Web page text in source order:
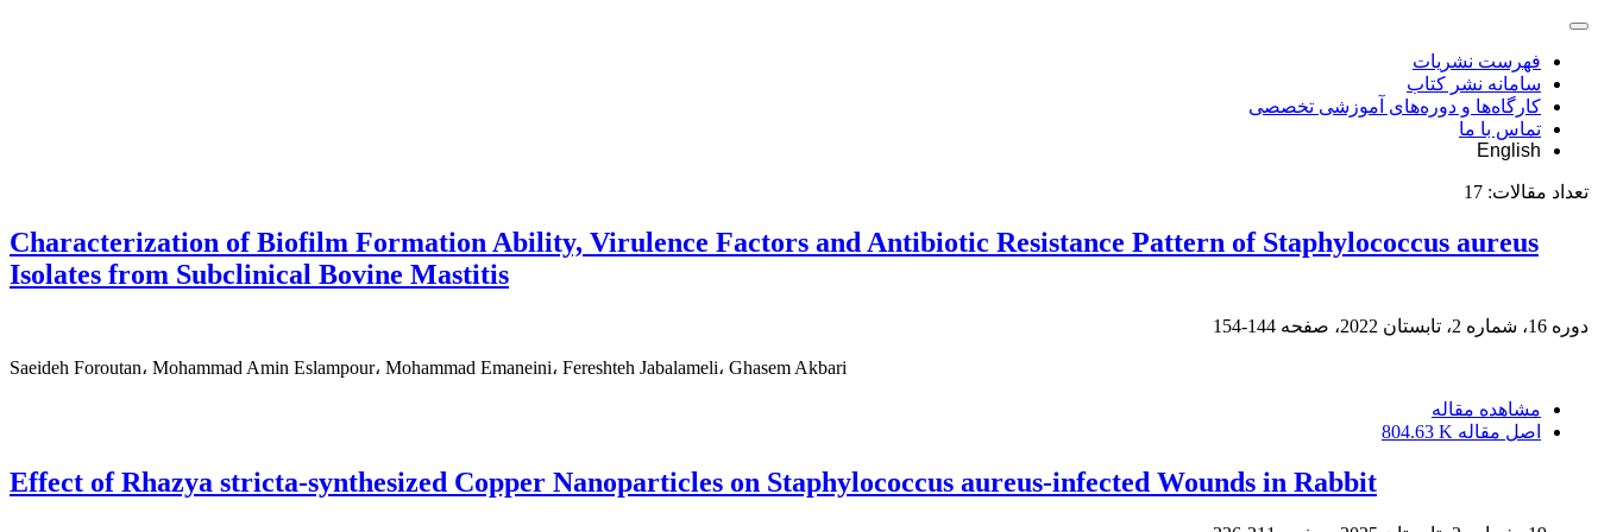
فهرست نشریات
سامانه نشر کتاب
کارگاه‌ها و دوره‌های آموزشی تخصصی
تماس با ما
English
تعداد مقالات: 17
Characterization of Biofilm Formation Ability, Virulence Factors and Antibiotic Resistance Pattern of Staphylococcus aureus
Isolates from Subclinical Bovine Mastitis
دوره 16، شماره 2، تابستان 2022، صفحه 144-154
Saeideh Foroutan، Mohammad Amin Eslampour، Mohammad Emaneini، Fereshteh Jabalameli، Ghasem Akbari
مشاهده مقاله
اصل مقاله 804.63 K
Effect of Rhazya stricta-synthesized Copper Nanoparticles on Staphylococcus aureus-infected Wounds in Rabbit